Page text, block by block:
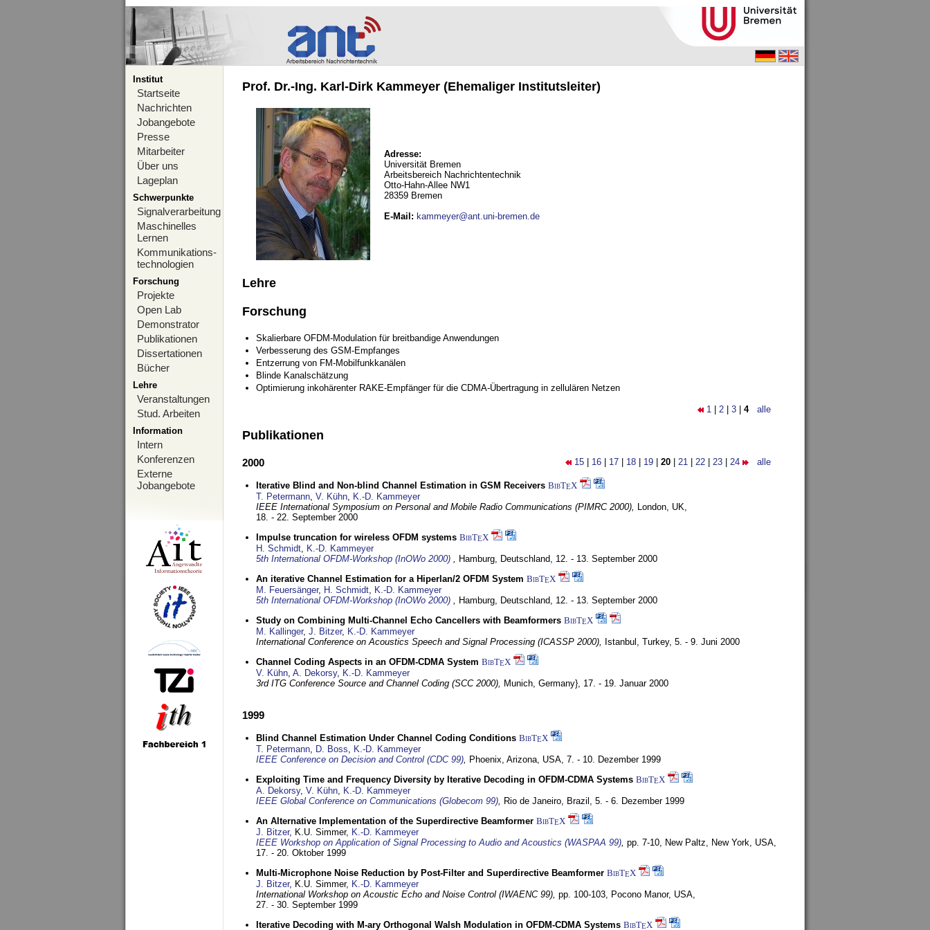
Institut
Startseite
Nachrichten
Jobangebote
Presse
Mitarbeiter
Über uns
Lageplan
Schwerpunkte
Signalverarbeitung
Maschinelles
Lernen
Kommunikations-
technologien
Forschung
Projekte
Open Lab
Demonstrator
Publikationen
Dissertationen
Bücher
Lehre
Veranstaltungen
Stud. Arbeiten
Information
Intern
Konferenzen
Externe
Jobangebote
Prof. Dr.-Ing. Karl-Dirk Kammeyer (Ehemaliger Institutsleiter)
Adresse:
Universität Bremen
Arbeitsbereich Nachrichtentechnik
Otto-Hahn-Allee NW1
28359 Bremen
E-Mail : kammeyer@ant.uni-bremen.de
Lehre
Forschung
Skalierbare OFDM-Modulation für breitbandige Anwendungen
Verbesserung des GSM-Empfanges
Entzerrung von FM-Mobilfunkkanälen
Blinde Kanalschätzung
Optimierung inkohärenter RAKE-Empfänger für die CDMA-Übertragung in zellulären Netzen
1 2 3 4 alle
Publikationen
15 16 17 18 19 20 21 22 23 24 alle
2000
Iterative Blind and Non-blind Channel Estimation in GSM Receivers BibTEX
T. Petermann, V. Kühn, K.-D. Kammeyer
IEEE International Symposium on Personal and Mobile Radio Communications (PIMRC 2000), London, UK,
18. - 22. September 2000
Impulse truncation for wireless OFDM systems BibTEX
H. Schmidt, K.-D. Kammeyer
5th International OFDM-Workshop (InOWo 2000) , Hamburg, Deutschland, 12. - 13. September 2000
An iterative Channel Estimation for a Hiperlan/2 OFDM System BibTEX
M. Feuersänger, H. Schmidt, K.-D. Kammeyer
5th International OFDM-Workshop (InOWo 2000) , Hamburg, Deutschland, 12. - 13. September 2000
Study on Combining Multi-Channel Echo Cancellers with Beamformers BibTEX
M. Kallinger, J. Bitzer, K.-D. Kammeyer
International Conference on Acoustics Speech and Signal Processing (ICASSP 2000),
Istanbul, Turkey, 5. - 9. Juni 2000
Channel Coding Aspects in an OFDM-CDMA System BibTEX
V. Kühn, A. Dekorsy, K.-D. Kammeyer
3rd ITG Conference Source and Channel Coding (SCC 2000), Munich, Germany}, 17. - 19. Januar 2000
1999
Blind Channel Estimation Under Channel Coding Conditions BibTEX
T. Petermann, D. Boss, K.-D. Kammeyer
IEEE Conference on Decision and Control (CDC 99), Phoenix, Arizona, USA, 7. - 10. Dezember 1999
Exploiting Time and Frequency Diversity by Iterative Decoding in OFDM-CDMA Systems BibTEX
A. Dekorsy, V. Kühn, K.-D. Kammeyer
IEEE Global Conference on Communications (Globecom 99), Rio de Janeiro, Brazil, 5. - 6. Dezember 1999
An Alternative Implementation of the Superdirective Beamformer BibTEX
J. Bitzer, K.U. Simmer, K.-D. Kammeyer
IEEE Workshop on Application of Signal Processing to Audio and Acoustics (WASPAA 99), pp. 7-10, New Paltz, New York, USA,
17. - 20. Oktober 1999
Multi-Microphone Noise Reduction by Post-Filter and Superdirective Beamformer BibTEX
J. Bitzer, K.U. Simmer, K.-D. Kammeyer
International Workshop on Acoustic Echo and Noise Control (IWAENC 99), pp. 100-103, Pocono Manor, USA,
27. - 30. September 1999
Iterative Decoding with M-ary Orthogonal Walsh Modulation in OFDM-CDMA Systems BibTEX